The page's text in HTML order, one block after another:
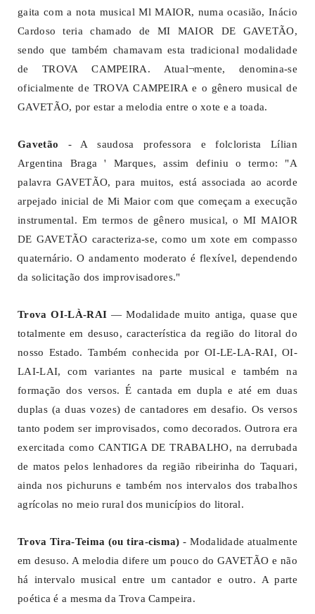
gaita com a nota musical Ml MAIOR, numa ocasião, Inácio
Cardoso teria chamado de MI MAIOR DE GAVETÃO,
sendo que também chamavam esta tradicional modalidade
de TROVA CAMPEIRA. Atual¬mente, denomina-se
oficialmente de TROVA CAMPEIRA e o gênero musical de
GAVETÃO, por estar a melodia entre o xote e a toada.
Gavetão - A saudosa professora e folclorista Lílian
Argentina Braga ' Marques, assim definiu o termo: "A
palavra GAVETÃO, para muitos, está associada ao acorde
arpejado inicial de Mi Maior com que começam a execução
instrumental. Em termos de gênero musical, o MI MAIOR
DE GAVETÃO caracteriza-se, como um xote em compasso
quaternário. O andamento moderato é flexível, dependendo
da solicitação dos improvisadores."
Trova OI-LÀ-RAI— Modalidade muito antiga, quase que
totalmente em desuso, característica da região do litoral do
nosso Estado. Também conhecida por OI-LE-LA-RAI, OI-
LAI-LAI, com variantes na parte musical e também na
formação dos versos. É cantada em dupla e até em duas
duplas (a duas vozes) de cantadores em desafio. Os versos
tanto podem ser improvisados, como decorados. Outrora era
exercitada como CANTIGA DE TRABALHO, na derrubada
de matos pelos lenhadores da região ribeirinha do Taquari,
ainda nos pichuruns e também nos intervalos dos trabalhos
agrícolas no meio rural dos municípios do litoral.
Trova Tira-Teima (ou tira-cisma) - Modalidade atualmente
em desuso. A melodia difere um pouco do GAVETÃO e não
há intervalo musical entre um cantador e outro. A parte
poética é a mesma da Trova Campeira.